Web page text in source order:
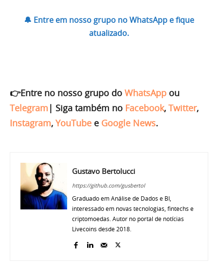
🔔 Entre em nosso grupo no WhatsApp e fique
atualizado.
👉Entre no nosso grupo do WhatsApp ou
Telegram | Siga também no Facebook, Twitter,
Instagram, YouTube e Google News.
Gustavo Bertolucci
https://github.com/gusbertol
Graduado em Análise de Dados e BI,
interessado em novas tecnologias, fintechs e
criptomoedas. Autor no portal de notícias
Livecoins desde 2018.